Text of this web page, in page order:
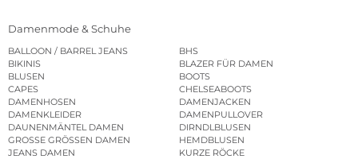
Damenmode & Schuhe
BALLOON / BARREL JEANS
BHS
BIKINIS
BLAZER FÜR DAMEN
BLUSEN
BOOTS
CAPES
CHELSEABOOTS
DAMENHOSEN
DAMENJACKEN
DAMENKLEIDER
DAMENPULLOVER
DAUNENMÄNTEL DAMEN
DIRNDLBLUSEN
GROSSE GRÖSSEN DAMEN
HEMDBLUSEN
JEANS DAMEN
KURZE RÖCKE